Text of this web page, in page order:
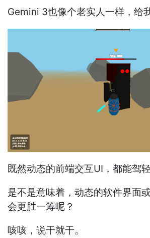
Gemini 3也像个老实人一样，给
既然动态的前端交互UI，都能驾
是不是意味着，动态的软件界面
会更胜一筹呢？
咳咳，说干就干。